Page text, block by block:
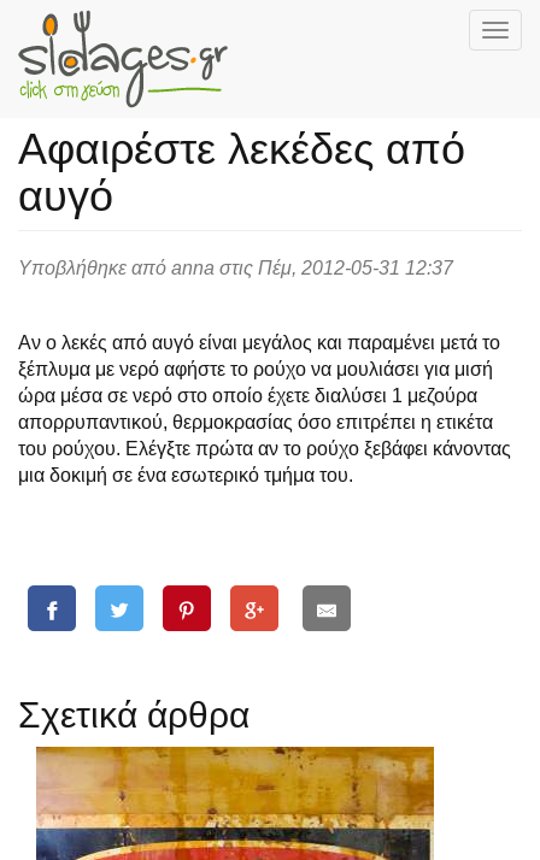
Skip
main
content
Αφαιρέστε λεκέδες από
αυγό
Υποβλήθηκε από anna στις Πέμ, 2012-05-31 12:37
Αν ο λεκές από αυγό είναι μεγάλος και παραμένει μετά το
ξέπλυμα με νερό αφήστε το ρούχο να μουλιάσει για μισή
ώρα μέσα σε νερό στο οποίο έχετε διαλύσει 1 μεζούρα
απορρυπαντικού, θερμοκρασίας όσο επιτρέπει η ετικέτα
του ρούχου. Ελέγξτε πρώτα αν το ρούχο ξεβάφει κάνοντας
μια δοκιμή σε ένα εσωτερικό τμήμα του.
Σχετικά άρθρα